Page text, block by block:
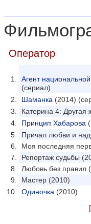
Оператор
Агент
(сериал)
Шаманка (2014)
Катерина 4: Другая
Принцип Хабарова
Причал любви и
Моя последняя
Репортаж судьбы
Любовь без правил
Мастер (2010)
Одиночка (2010)